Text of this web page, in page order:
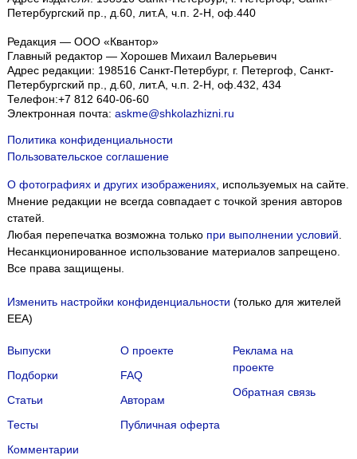
Петербургский пр., д.60, лит.А, ч.п. 2-Н, оф.440
Редакция — ООО «Квантор»
Главный редактор — Хорошев Михаил Валерьевич
Адрес редакции: 198516 Санкт-Петербург, г. Петергоф, Санкт-
Петербургский пр., д.60, лит.А, ч.п. 2-Н, оф.432, 434
Телефон:+7 812 640-06-60
Электронная почта: askme@shkolazhizni.ru
Политика конфиденциальности
Пользовательское соглашение
О фотографиях и других изображениях, используемых на сайте.
Мнение редакции не всегда совпадает с точкой зрения авторов
статей.
Любая перепечатка возможна только при выполнении условий.
Несанкционированное использование материалов запрещено.
Все права защищены.
Изменить настройки конфиденциальности (только для жителей
EEA)
Выпуски
Подборки
Статьи
Тесты
Комментарии
О проекте
FAQ
Авторам
Публичная оферта
Реклама на
проекте
Обратная связь